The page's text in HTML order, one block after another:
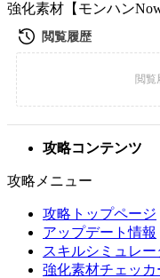
強化素材【モンハンNow
攻略コンテンツ
攻略メニュー
攻略トップページ
アップデート情報
スキルシミュレー
強化素材チェッカ